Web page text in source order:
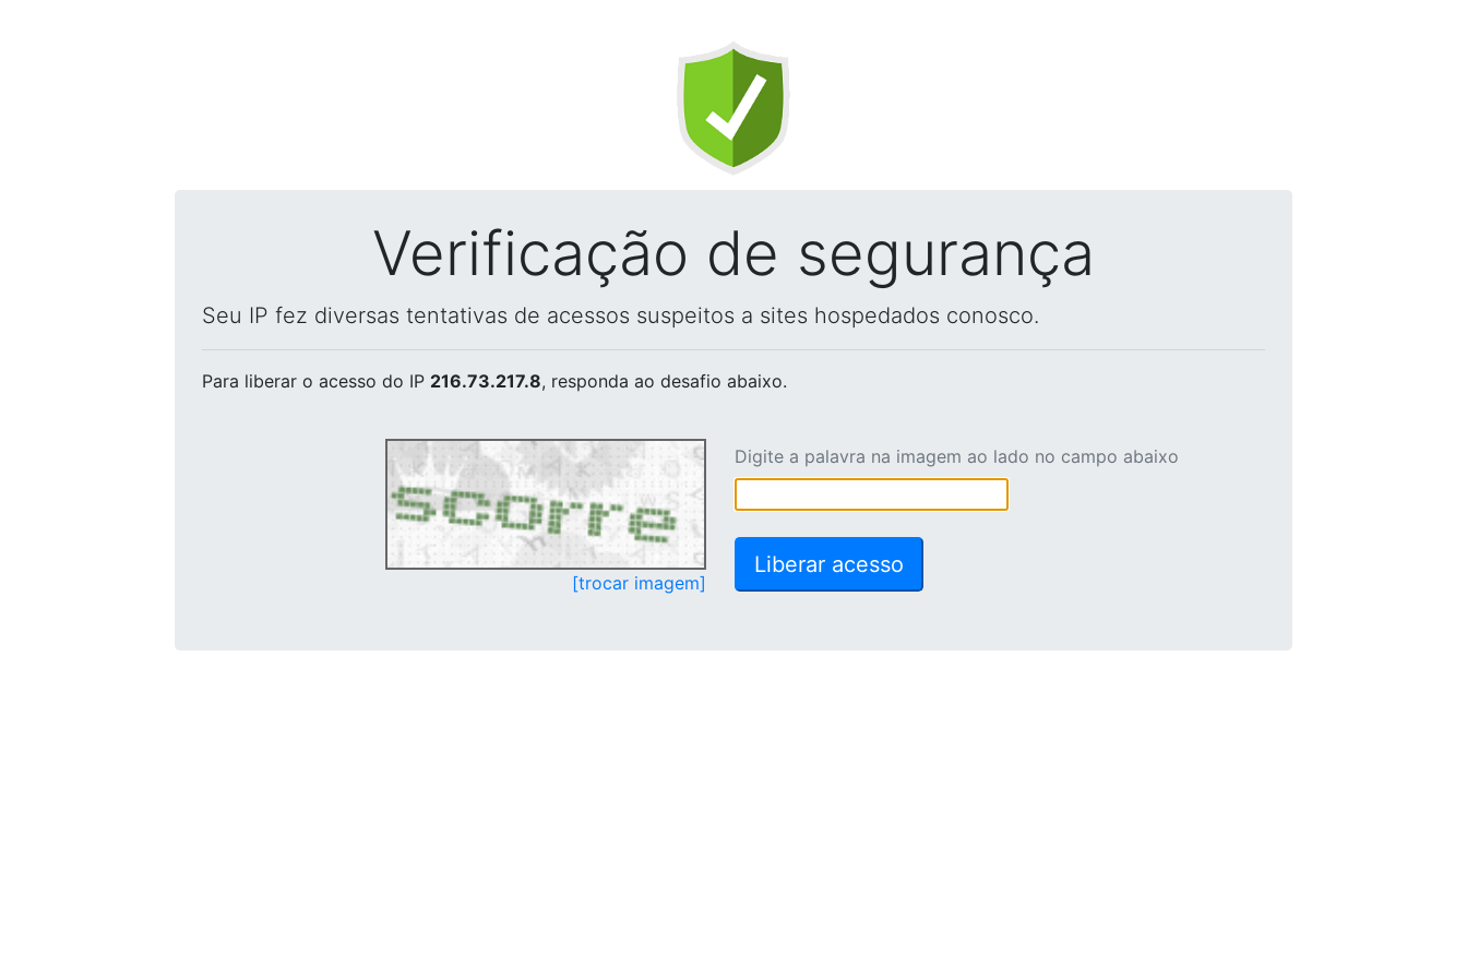
Verificação de segurança
Seu IP fez diversas tentativas de acessos suspeitos a sites hospedados conosco.
Para liberar o acesso do IP 216.73.217.8, responda ao desafio abaixo.
[trocar imagem]
Digite a palavra na imagem ao lado no campo abaixo